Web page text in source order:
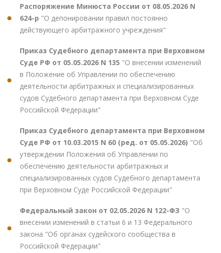
Распоряжение Минюста России от 08.05.2026 N
624-р "О депонировании правил постоянно
действующего арбитражного учреждения"
Приказ Судебного департамента при Верховном
Суде РФ от 05.05.2026 N 135 "О внесении изменений
в Положение об Управлении по обеспечению
деятельности арбитражных и специализированных
судов Судебного департамента при Верховном Суде
Российской Федерации"
Приказ Судебного департамента при Верховном
Суде РФ от 10.03.2015 N 60 (ред. от 05.05.2026) "Об
утверждении Положения об Управлении по
обеспечению деятельности арбитражных и
специализированных судов Судебного департамента
при Верховном Суде Российской Федерации"
Федеральный закон от 02.05.2026 N 122-ФЗ "О
внесении изменений в статьи 6 и 13 Федерального
закона "Об органах судейского сообщества в
Российской Федерации"